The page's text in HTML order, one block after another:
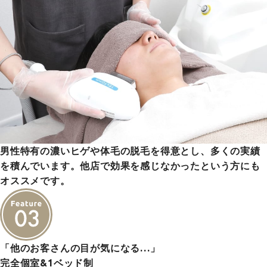
男性特有の濃いヒゲや体毛の脱毛を得意とし、多くの実績
を積んでいます。他店で効果を感じなかったという方にも
オススメです。
「他のお客さんの目が気になる…」
完全個室&1ベッド制